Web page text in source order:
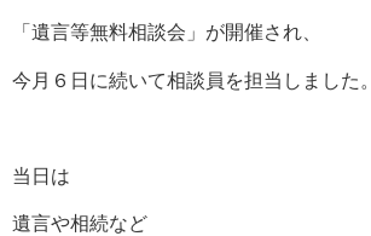
「遺言等無料相談会」が開催され、
今月６日に続いて相談員を担当しました。
当日は
遺言や相続など